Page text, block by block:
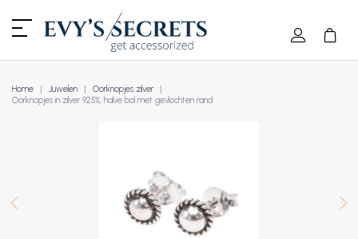
Home Juwelen
Oorknopjes zilver
Oorknopjes in zilver 925%, halve bol met gevlochten rand